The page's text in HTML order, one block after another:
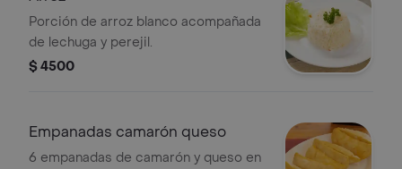
Porción de arroz blanco acompañada
de lechuga y perejil.
$ 4500
Empanadas camarón queso
6 empanadas de camarón y queso en